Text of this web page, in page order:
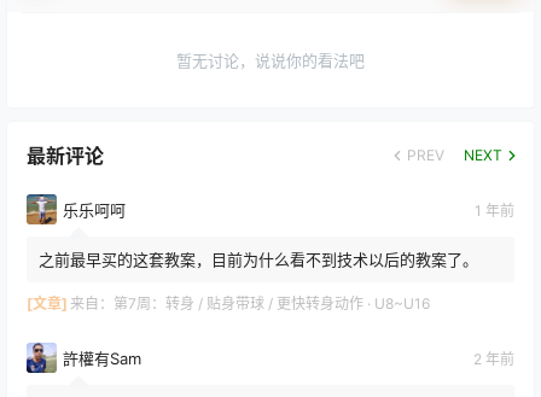
暂无讨论，说说你的看法吧
最新评论 PREV NEXT
乐乐呵呵 1 年前
之前最早买的这套教案，目前为什么看不到技术以后的教案了。
[文章] 来自： 第7周：转身 / 贴身带球 / 更快转身动作 · U8~U16
許權有Sam 2 年前